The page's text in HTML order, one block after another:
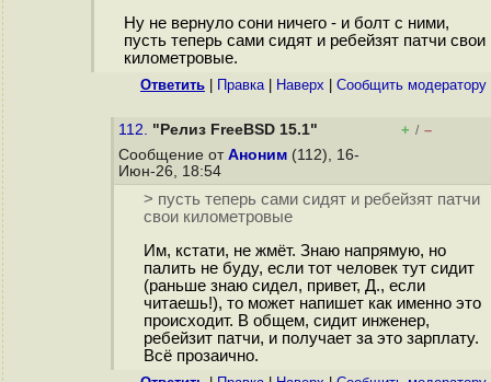
Ну не вернуло сони ничего - и болт с ними,
пусть теперь сами сидят и ребейзят патчи свои
километровые.
Ответить Правка| Наверх Cообщить модератору
112. "Релиз FreeBSD 15.1" + / –
Сообщение от Аноним (112), 16-
Июн-26, 18:54
> пусть теперь сами сидят и ребейзят патчи
свои километровые
Им, кстати, не жмёт. Знаю напрямую, но
палить не буду, если тот человек тут сидит
(раньше знаю сидел, привет, Д., если
читаешь!), то может напишет как именно это
происходит. В общем, сидит инженер,
ребейзит патчи, и получает за это зарплату.
Всё прозаично.